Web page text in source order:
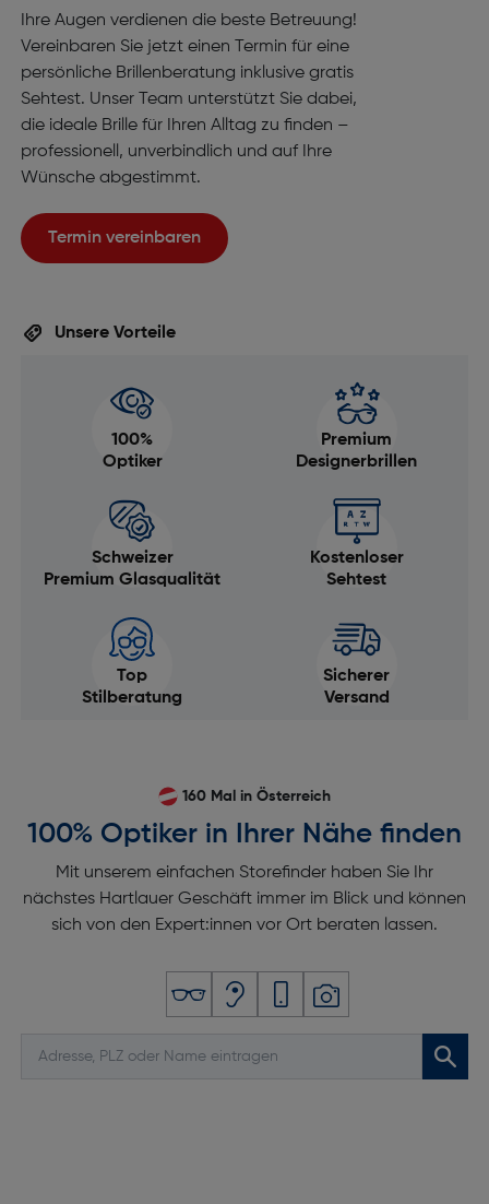
Ihre Augen verdienen die beste Betreuung!
Vereinbaren Sie jetzt einen Termin für eine
persönliche Brillenberatung inklusive gratis
Sehtest. Unser Team unterstützt Sie dabei,
die ideale Brille für Ihren Alltag zu finden –
professionell, unverbindlich und auf Ihre
Wünsche abgestimmt.
Termin vereinbaren
Unsere Vorteile
100%
Optiker
Premium
Designerbrillen
Schweizer
Premium Glasqualität
Kostenloser
Sehtest
Top
Stilberatung
Sicherer
Versand
160 Mal in Österreich
100% Optiker in Ihrer Nähe finden
Mit unserem einfachen Storefinder haben Sie Ihr
nächstes Hartlauer Geschäft immer im Blick und können
sich von den Expert:innen vor Ort beraten lassen.